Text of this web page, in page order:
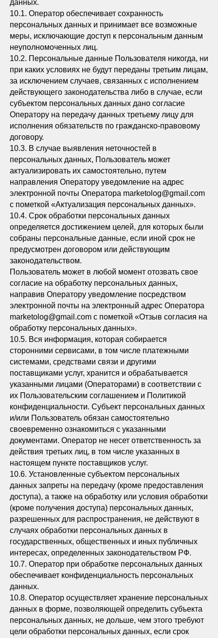
данных.
10.1. Оператор обеспечивает сохранность
персональных данных и принимает все возможные
меры, исключающие доступ к персональным данным
неуполномоченных лиц.
10.2. Персональные данные Пользователя никогда, ни
при каких условиях не будут переданы третьим лицам,
за исключением случаев, связанных с исполнением
действующего законодательства либо в случае, если
субъектом персональных данных дано согласие
Оператору на передачу данных третьему лицу для
исполнения обязательств по гражданско-правовому
договору.
10.3. В случае выявления неточностей в
персональных данных, Пользователь может
актуализировать их самостоятельно, путем
направления Оператору уведомление на адрес
электронной почты Оператора marketolog@gmail.com
с пометкой «Актуализация персональных данных».
10.4. Срок обработки персональных данных
определяется достижением целей, для которых были
собраны персональные данные, если иной срок не
предусмотрен договором или действующим
законодательством.
Пользователь может в любой момент отозвать свое
согласие на обработку персональных данных,
направив Оператору уведомление посредством
электронной почты на электронный адрес Оператора
marketolog@gmail.com с пометкой «Отзыв согласия на
обработку персональных данных».
10.5. Вся информация, которая собирается
сторонними сервисами, в том числе платежными
системами, средствами связи и другими
поставщиками услуг, хранится и обрабатывается
указанными лицами (Операторами) в соответствии с
их Пользовательским соглашением и Политикой
конфиденциальности. Субъект персональных данных
и/или Пользователь обязан самостоятельно
своевременно ознакомиться с указанными
документами. Оператор не несет ответственность за
действия третьих лиц, в том числе указанных в
настоящем пункте поставщиков услуг.
10.6. Установленные субъектом персональных
данных запреты на передачу (кроме предоставления
доступа), а также на обработку или условия обработки
(кроме получения доступа) персональных данных,
разрешенных для распространения, не действуют в
случаях обработки персональных данных в
государственных, общественных и иных публичных
интересах, определенных законодательством РФ.
10.7. Оператор при обработке персональных данных
обеспечивает конфиденциальность персональных
данных.
10.8. Оператор осуществляет хранение персональных
данных в форме, позволяющей определить субъекта
персональных данных, не дольше, чем этого требуют
цели обработки персональных данных, если срок